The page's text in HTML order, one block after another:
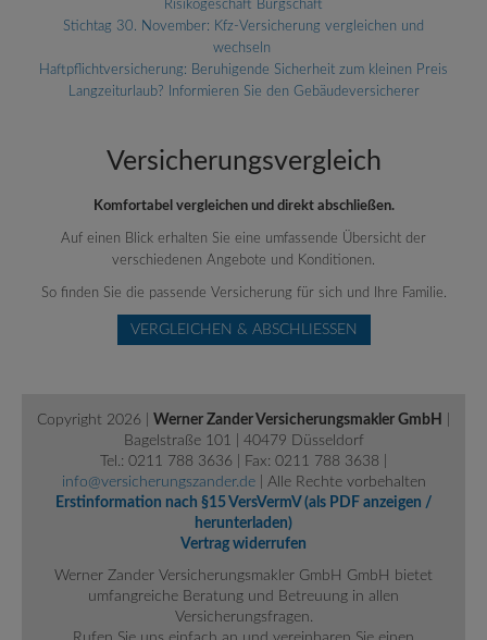
Risikogeschäft Bürgschaft
Stichtag 30. November: Kfz-Versicherung vergleichen und
wechseln
Haftpflichtversicherung: Beruhigende Sicherheit zum kleinen Preis
Langzeiturlaub? Informieren Sie den Gebäudeversicherer
Versicherungs­vergleich
Komfortabel vergleichen und direkt abschließen.
Auf einen Blick erhalten Sie eine umfassende Übersicht der
verschiedenen Angebote und Konditionen.
So finden Sie die passende Versicherung für sich und Ihre Familie.
VERGLEICHEN & ABSCHLIESSEN
Copyright 2026 | Werner Zander Versicherungsmakler GmbH
Bagelstraße 101 | 40479 Düsseldorf
Tel.: 0211 788 3636 | Fax: 0211 788 3638 |
info@versicherungszander.de| Alle Rechte vorbehalten
Erstinformation nach §15 VersVermV (als PDF anzeigen /
herunterladen)
Vertrag widerrufen
Werner Zander Versicherungsmakler GmbH GmbH bietet
umfangreiche Beratung und Betreuung in allen
Versicherungsfragen.